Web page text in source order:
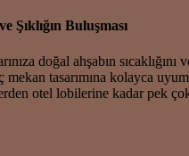
Şıklığın Buluşması
doğal ahşabın
tasarımına kolayca
otel lobilerine kadar pek